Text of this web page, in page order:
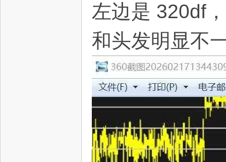
左边是 320df
和头发明显不